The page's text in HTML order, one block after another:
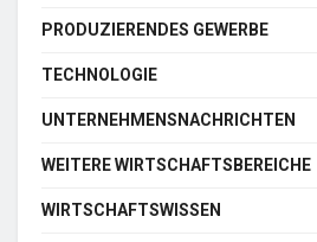
PRODUZIERENDES GEWERBE
TECHNOLOGIE
UNTERNEHMENSNACHRICHTEN
WEITERE WIRTSCHAFTSBEREICHE
WIRTSCHAFTSWISSEN